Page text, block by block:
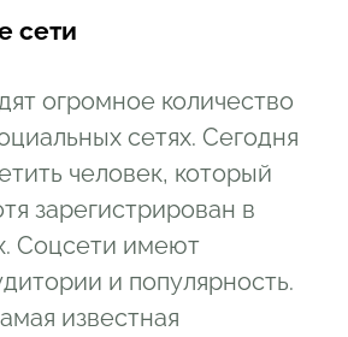
сети
огромное количество
сетях. Сегодня
человек, который
зарегистрирован в
Соцсети имеют
и популярность.
известная